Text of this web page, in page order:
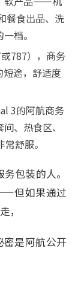
餐食出品、洗
档。
787），商务
途，舒适度
3的阿航商务
、热食区、
舒服。
包装的人。
但如果通过
，
是阿航公开